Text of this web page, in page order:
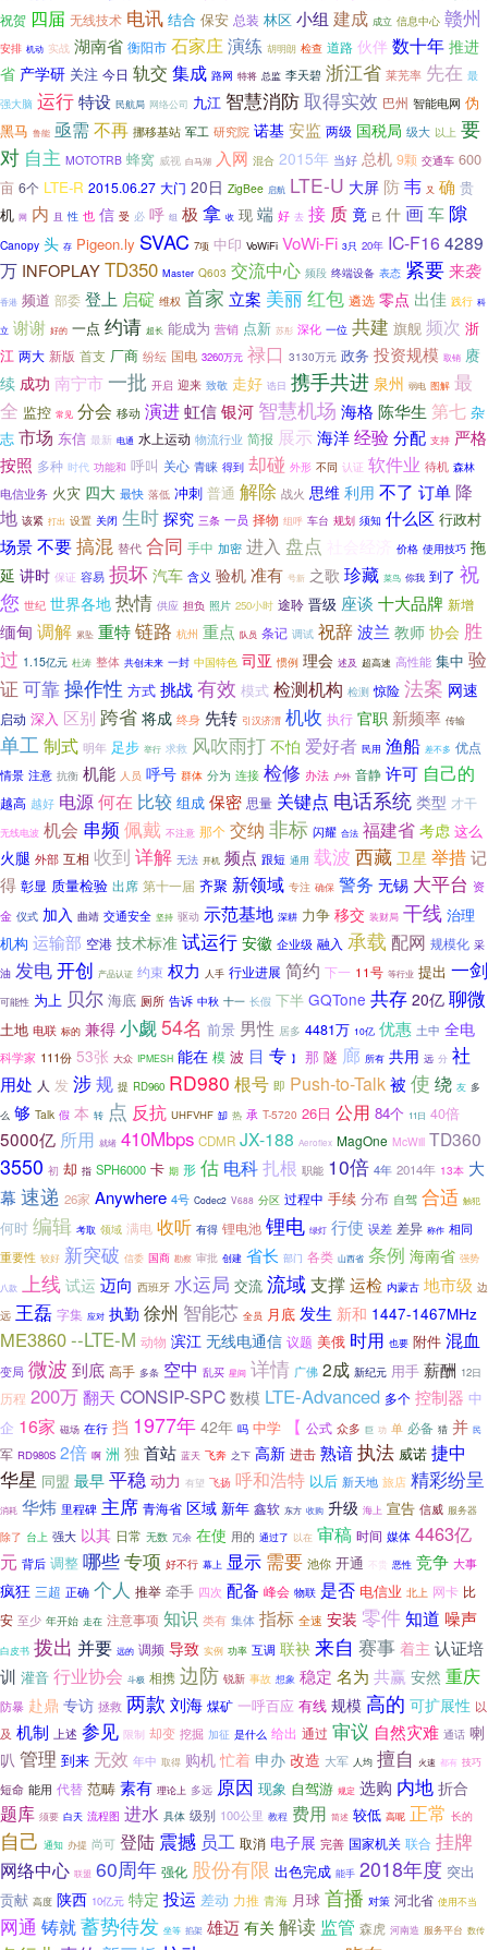
祝贺 四届 无线技术 电讯 结合 保安 总装 林区 小组 建成 成立 信息中心 赣州
安排 机动 实战 湖南省 衡阳市 石家庄 演练 胡明朗 检查 道路 伙伴数十年推进
省 产学研 关注 今日 轨交 集成 路网 特将 总监 李天碧 浙江省 莱芜率 先在 最
强大脑 运行特设 民航局 网络公司 九江 智慧消防取得实效 巴州 智能电网 伪
黑马 鲁能 亟需 不再 挪移基站 军工 研究院 诺基 安监 两级 国税局 级大 以上 要
对 自主 MOTOTRB 蜂窝 威视 白马湖 入网 混合 2015年 当好 总机 9颗 交通车 600
亩 6个 LTE-R 2015.06.27 大门 20日 ZigBee 启航 LTE-U 大屏 防韦 又 确 贵
机 网 内 且 性 也 信 受 必 呼 组 极 拿 收 现 端 好 去 接 质 竟 已 什 画车 隙
Canopy 头 存 Pigeon.ly SVAC 7项 中印 VoWiFi VoWi-Fi 3只 20年 IC-F16 4289
万 INFOPLAYTD350 Master Q603 交流中心 频段 终端设备 表态 紧要来袭
香港 频道 部委 登上 启碇 维权 首家 立案 美丽红包 遴选 零点 出佳 践行 科
立 谢谢 好的 一点 约请 超长 能成为 营销 点新 苏彤 深化 一位 共建 旗舰 频次 浙
江 两大 新版 首支 厂商 纷纭 国电 3260万元 禄口 3130万元 政务 投资规模 取销 赓
续 成功 南宁市 一批 开启 迎来 致敬 走好 诰日 携手共进 泉州 弱电 图解 最
全 监控 常见 分会 移动 演进虹信银河 智慧机场 海格 陈华生 第七 杂
志 市场 东信 最新 电通 水上运动 物流行业 简报 展示 海洋经验分配 支持 严格
按照 多种 时代 功能和 呼叫 关心 青睐 得到 却碰 外形 不同 认证 软件业 待机 森林
电信业务 火灾 四大 最快 落低 冲刺 普通 解除 战火 思维 利用 不了 订单 降
地 该紧 打出 设置 关闭 生时 探究 三条 一员 择物 组呼 车台 规划 须知 什么区 行政村
场景不要搞混 替代 合同 手中 加密 进入 盘点 价格 使用技巧 拖
延 讲时 保证 容易 损坏 汽车 含义 验机 准有 号新 之歌 珍藏 菜鸟 你我 到了 祝
您 世纪 世界各地 热情 供应 担负 照片 250小时 途聆 晋级 座谈 十大品牌 新增
缅甸 调解 累坠 重特链路 杭州 重点 队员 条记 调试 祝辞波兰 教师 协会 胜
过 1.15亿元 杜涛 整体 共创未来 一封 中国特色 司亚 惯例 理会 述及 超高速 高性能 集中 验
证 可靠操作性 方式 挑战有效 模式 检测机构 检测 惊险 法案 网速
启动 深入 区别 跨省 将成 终身 先转 引汉济渭 机收 执行 官职 新频率 传输
单工 制式 明年 足步 举行 求救 风吹雨打 不怕 爱好者 民用 渔船 差不多 优点
情景 注意 抗衡 机能 人员 呼号 群体 分为 连接 检修 办法 户外 音静 许可 自己的
越高 越好 电源何在 比较 组成 保密 思量 关键点 电话系统 类型 才干
无线电波 机会 串频 佩戴 不注意 那个 交纳 非标 闪耀 合法 福建省 考虑 这么
火腿 外部 互相 收到 详解 无法 开机 频点 跟短 通用 载波 西藏 卫星 举措记
得 彰显 质量检验 出席 第十一届 齐聚 新领域 专注 确保 警务 无锡 大平台 资
金 仪式 加入 曲靖 交通安全 坚持 驱动 示范基地 深耕 力争 移交 装财局 干线 治理
机构 运输部 空港 技术标准试运行 安徽 企业级 融入 承载 配网 规模化 采
油 发电开创 产品认证 约束 权力 人手 行业进展 简约 下一 11号 等行业 提出 一剑
可能性 为上 贝尔 海底 厕所 告诉 中秋 十一 长假 下半 GQTone 共存 20亿 聊微
土地 电联 标的 兼得 小觑54名 前景 男性 居多 4481万 10亿 优惠 土中 全电
科学家 111份 53张 大众 IPMESH 能在 模 波 目 专 】 那 隧 廊 所有 共用 远 分 社
用处 人 发 涉规 提 RD960 RD980 根号 即 Push-to-Talk被 使 绕 友 多
么 够 Talk 假 本 转 点 反抗 UHFVHF 缷 热 承 T-5720 26日 公用 84个 11日 40倍
5000亿 所用 就绪 410Mbps CDMR JX-188 Aeroflex MagOne McWill TD360
3550 初 却 指 SPH6000 卡 期 形 估 电科扎根 职能 10倍 4年 2014年 13本 大
幕 速递 26家 Anywhere 4号 Codec2 V688 分区 过程中 手续 分布 自驾 合适 触犯
何时 编辑 考取 领域 满电 收听 有得 锂电池 锂电 绿灯 行使 误差 差异 称作 相同
重要性 较好 新突破 信委 国商 勘察 审批 创建 省长 部门 各类 山西省 条例 海南省 强势
八款 上线 试运 迈向 西班牙 水运局 交流 流域支撑运检 内蒙古 地市级 边
远 王磊 字集 应对 执勤 徐州 智能芯 全员 月底 发生 新和 1447-1467MHz
ME3860--LTE-M 动物 滨江 无线电通信 议题 美俄 时用 也要 附件 混血
变局 微波 到底 高手 多条 空中 乱买 星间 详情 广佛 2成 新纪元 用手 薪酬 12日
历程 200万翻天 CONSIP-SPC 数模 LTE-Advanced 多个 控制器 中
企 16家 磁场 在行 挡 1977年 42年 吗 中学 【 公式 众多 巨 功 单 必备 猎 并 民
军 RD980S 2倍 啊 洲 独 首站 蓝天 飞奔 之下 高新 进击 熟谙执法 威诺 捷中
华星 同盟 最早 平稳 动力 有望 飞扬 呼和浩特 以后 新天地 旅店 精彩纷呈
消耗 华炜 里程碑 主席 青海省 区域 新年 鑫软 东方 收购 升级 海上 宣告 信威 服务器
除了 台上 强大 以其 日常 无数 冗余 在使 用的 通过了 以在 审稿 时间 媒体 4463亿
元 背后 调整 哪些专项 好不行 幕上 显示 需要 池你 开通 不贵 恶性 竞争 大事
疯狂 三超 正确 个人 推举 牵手 四次 配备 峰会 物联 是否 电信业 北上 网卡 比
安 至少 年开始 走在 注意事项 知识 类有 集体 指标 全速 安装 零件 知道 噪声
白皮书 拨出 并要 远的 调频 导致 实例 功率 互调 联袂 来自 赛事 着主 认证培
训 灌音 行业协会 斗极 相携 边防 锐新 事故 想象 稳定 名为 共赢 安然 重庆
防暴 赴鼎 专访 拯救 两款 刘海 煤矿 一呼百应 有线 规模 高的 可扩展性 以
及 机制 上述 参见 限制 却变 挖掘 加征 是什么 给出 通过 审议 自然灾难 通话 喇
叭 管理 到来 无效 年中 取得 购机 忙着 申办 改造 大军 人均 擅自 火速 都有 技巧
短命 能用 代替 范畴 素有 理论上 多远 原因 现象 自驾游 规定 选购 内地折合
题库 须要 白天 流程图 进水 具体 级别 100公里 教程 费用 简述 较低 高呢 正常 长的
自己 通知 办提 尚可 登陆 震撼 员工 取消 电子展 完善 国家机关 联合 挂牌
网络中心 联盟 60周年 强化 股份有限 出色完成 能手 2018年度 突出
贡献 高度 陕西 10亿元 特定 投运 差动 力推 青海 月球 首播 对策 河北省 使用不当
网通 铸就蓄势待发 坐等 掐架 雄迈 有关 解读 监管 森虎 河南造 服务平台 数传